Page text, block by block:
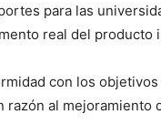
para las
real del producto
con los
al mejoramiento